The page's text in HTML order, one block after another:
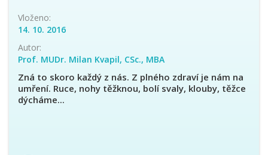
Vloženo:
14. 10. 2016
Autor:
Prof. MUDr. Milan Kvapil, CSc., MBA
Zná to skoro každý z nás. Z plného zdraví je nám na
umření. Ruce, nohy těžknou, bolí svaly, klouby, těžce
dýcháme...